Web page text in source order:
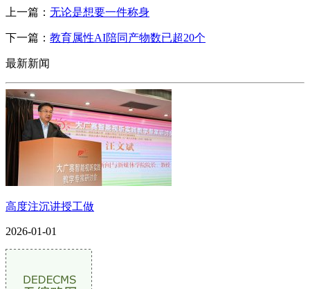
上一篇： 无论是想要一件称身
下一篇： 教育属性AI陪同产物数已超20个
最新新闻
高度注沉讲授工做
2026-01-01